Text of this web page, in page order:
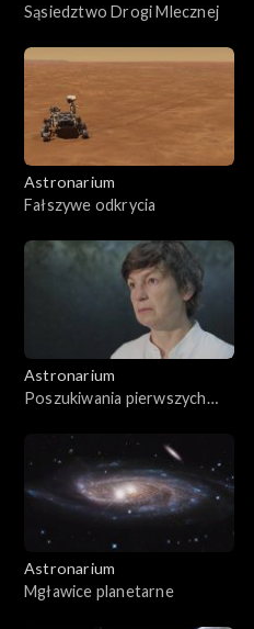
Sąsiedztwo Drogi Mlecznej
Astronarium
Fałszywe odkrycia
Astronarium
Poszukiwania pierwszych
Astronarium
Mgławice planetarne